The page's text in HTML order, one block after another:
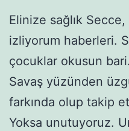
Elinize sağlık
izliyorum haberleri.
çocuklar okusun
Savaş yüzünden
farkında olup takip
Yoksa unutuyoruz.